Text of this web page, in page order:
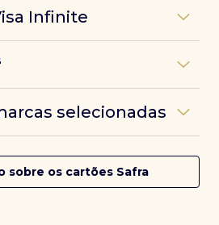
Infinite
a benefícios únicos, como
em limite no cartão e
de 1.400 salas VIP Dragon
do mercado.
selecionadas
sobre os cartões Safra